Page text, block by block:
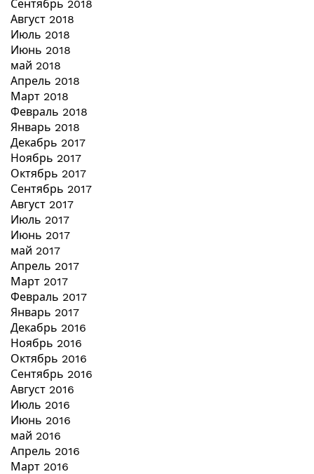
Сентябрь 2018
Август 2018
Июль 2018
Июнь 2018
май 2018
Апрель 2018
Март 2018
Февраль 2018
Январь 2018
Декабрь 2017
Ноябрь 2017
Октябрь 2017
Сентябрь 2017
Август 2017
Июль 2017
Июнь 2017
май 2017
Апрель 2017
Март 2017
Февраль 2017
Январь 2017
Декабрь 2016
Ноябрь 2016
Октябрь 2016
Сентябрь 2016
Август 2016
Июль 2016
Июнь 2016
май 2016
Апрель 2016
Март 2016